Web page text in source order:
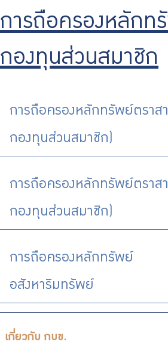
การบริหารความเสี่ยง
รายงานผลการดำเนินงาน
ข่าวสารและกิจกรรม
บริการเจ้าหน้าที่ส่วนราชการ
ติดต่อเรา
การถือครองหลักท
กองทุนส่วนสมาชิก
การถือครองหลักทรัพย์ตราสา
กองทุนส่วนสมาชิก)
การถือครองหลักทรัพย์ตราสา
กองทุนส่วนสมาชิก)
การถือครองหลักทรัพย์
อสังหาริมทรัพย์
เกี่ยวกับ กบข.